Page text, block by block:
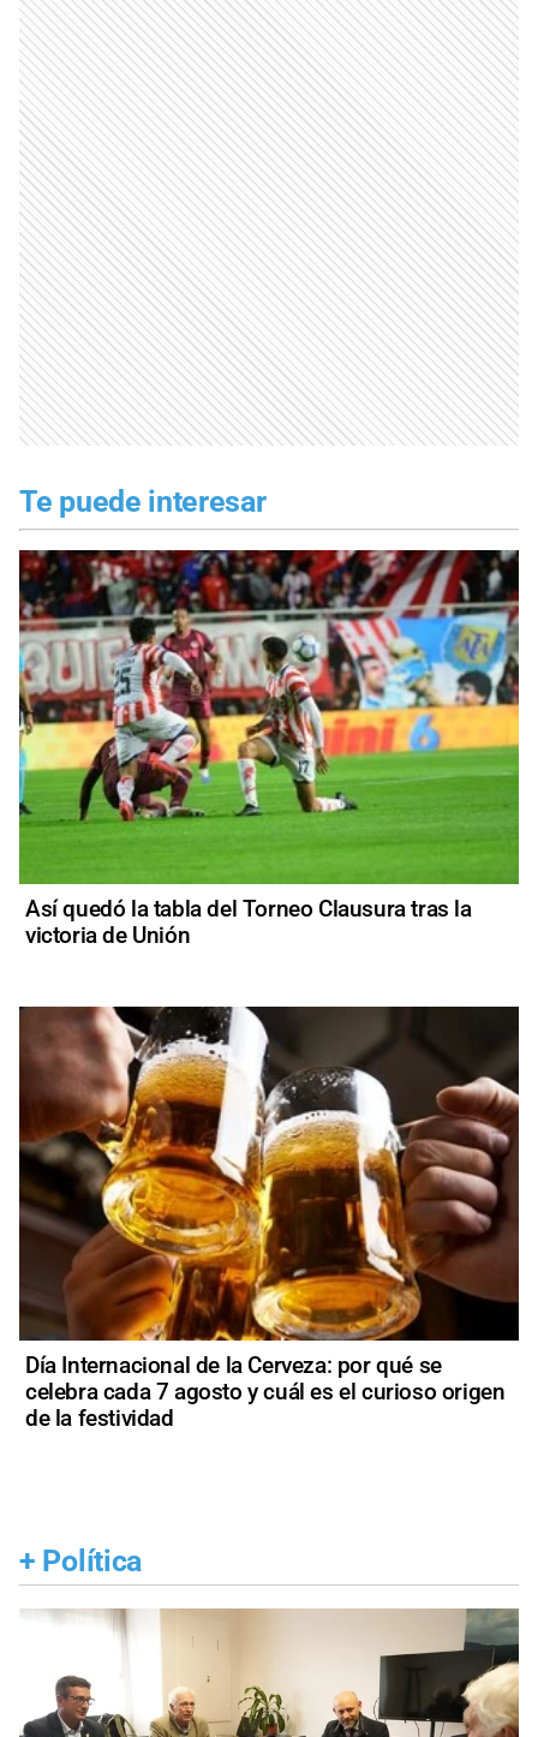
Te puede interesar
Así quedó la tabla del Torneo Clausura tras la
victoria de Unión
Día Internacional de la Cerveza: por qué se
celebra cada 7 agosto y cuál es el curioso origen
de la festividad
+ Política